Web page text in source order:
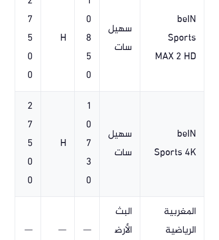
beIN
Sports
MAX 2 HD
سهيل
سات
0
8
5
0
H
7
5
0
0
beIN
Sports 4K
سهيل
سات
1
0
7
3
0
H
2
7
5
0
0
المغربية
الرياضية
البث
الأرض
—
—
—